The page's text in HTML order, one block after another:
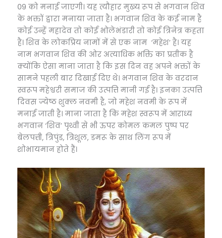
09 को मनाई जाएगी। यह त्यौहार मुख्य रूप से भगवान शिव
के भक्तों द्वारा मनाया जाता है। भगवान शिव के कई नाम है
कोई उन्हें महादेव तो कोई भोलेभंडारी तो कोई त्रिनेत्र कहता
है। शिव के लोकप्रिय नामों में से एक नाम ‘महेश’ है। यह
नाम भगवान शिव की ओर अत्याधिक भक्ति का प्रतीक है
क्योंकि ऐसा माना जाता है कि इस दिन वह अपने भक्तों के
सामने पहली बार दिखाई दिए थे। भगवान शिव के वरदान
स्वरूप महेश्वरी समाज की उत्पत्ति मानी गई है। इनका उत्पत्ति
दिवस ज्येष्ठ शुक्ल नवमी है, जो महेश नवमी के रूप में
मनाई जाती है। माना जाता है कि महेश स्वरूप में आराध्य
भगवान ‘शिव’ पृथ्वी से भी ऊपर कोमल कमल पुष्प पर
बेलपत्ती, त्रिपुंड, त्रिशूल, डमरू के साथ लिंग रूप में
शोभायमान होते हैं।